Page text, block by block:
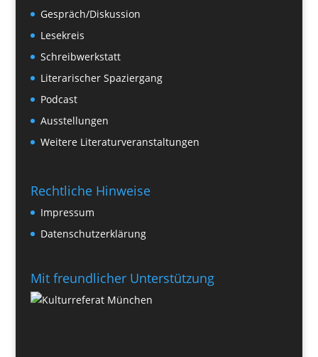
Gespräch/Diskussion
Lesekreis
Schreibwerkstatt
Literarischer Spaziergang
Podcast
Ausstellungen
Weitere Literaturveranstaltungen
Rechtliche Hinweise
Impressum
Datenschutzerklärung
Mit freundlicher Unterstützung